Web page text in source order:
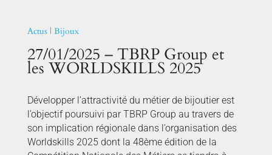
Actus | Bijoux
27/01/2025 – TBRP Group et
les WORLDSKILLS 2025
Développer l’attractivité du métier de bijoutier est
l’objectif poursuivi par TBRP Group au travers de
son implication régionale dans l’organisation des
Worldskills 2025 dont la 48ème édition de la